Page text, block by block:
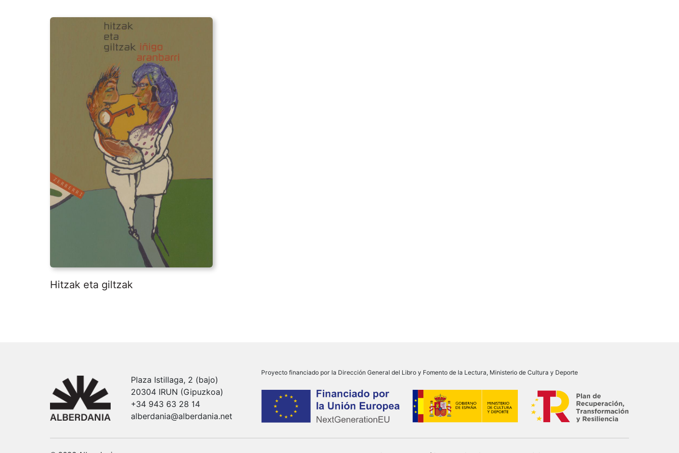
Hitzak eta giltzak
Plaza Istillaga, 2 (bajo)
20304 IRUN (Gipuzkoa)
+34 943 63 28 14
alberdania@alberdania.net
Proyecto financiado por la Dirección General del Libro y Fomento de la Lectura, Ministerio de Cultura y Deporte